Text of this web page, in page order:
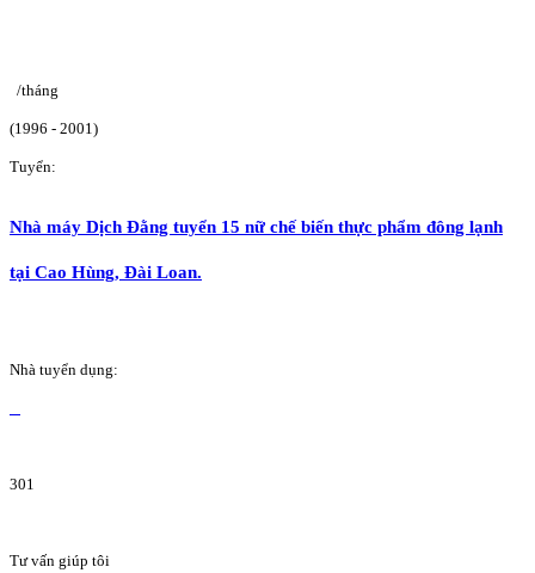
/tháng
(1996 - 2001)
Tuyển:
Nhà máy Dịch Đằng tuyển 15 nữ chế biến thực phẩm đông lạnh
tại Cao Hùng, Đài Loan.
Nhà tuyển dụng:
301
Tư vấn giúp tôi